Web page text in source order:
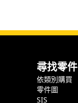
尋找零件
依類別購買
零件圖
SIS